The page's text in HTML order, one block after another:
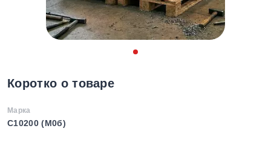
Коротко о товаре
Марка
C10200 (М0б)